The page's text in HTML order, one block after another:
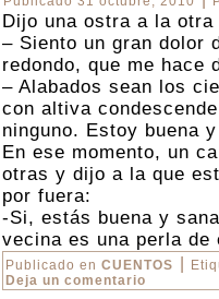
ESPAÑA
Dijo una ostra a la
– Siento un gran dolor
redondo, que me hace
– Alabados sean los
con altiva
ninguno. Estoy buena
En ese momento, un
otras y dijo a la que
por fuera:
-Si, estás buena y
vecina es una perla
Publicado en CUENTOS
Deja un comentario